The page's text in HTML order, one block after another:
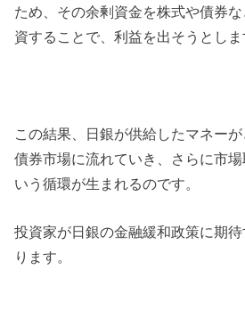
ため、その余剰資金を株式や債券
資することで、利益を出そうとしま
この結果、日銀が供給したマネーが
債券市場に流れていき、さらに市
いう循環が生まれるのです。
投資家が日銀の金融緩和政策に期
ります。